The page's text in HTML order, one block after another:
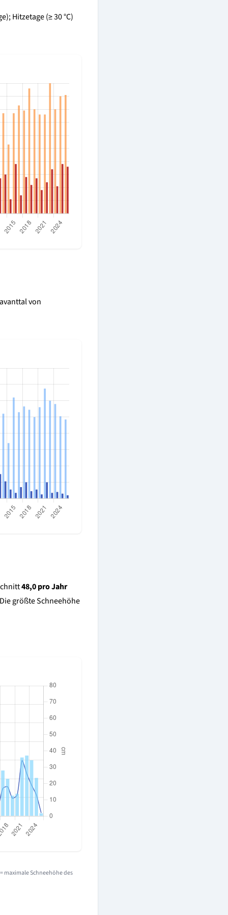
Hitzetage (≥ 30 °C)
von
48,0 pro Jahr
größte Schneehöhe
maximale Schneehöhe des